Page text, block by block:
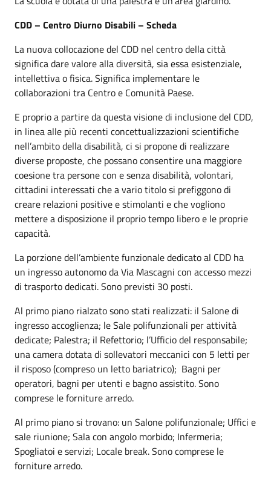
CDD – Centro Diurno Disabili – Scheda
La nuova collocazione del CDD nel centro della città
significa dare valore alla diversità, sia essa esistenziale,
intellettiva o fisica. Significa implementare le
collaborazioni tra Centro e Comunità Paese.
E proprio a partire da questa visione di inclusione del CDD,
in linea alle più recenti concettualizzazioni scientifiche
nell’ambito della disabilità, ci si propone di realizzare
diverse proposte, che possano consentire una maggiore
coesione tra persone con e senza disabilità, volontari,
cittadini interessati che a vario titolo si prefiggono di
creare relazioni positive e stimolanti e che vogliono
mettere a disposizione il proprio tempo libero e le proprie
capacità.
La porzione dell’ambiente funzionale dedicato al CDD ha
un ingresso autonomo da Via Mascagni con accesso mezzi
di trasporto dedicati. Sono previsti 30 posti.
Al primo piano rialzato sono stati realizzati: il Salone di
ingresso accoglienza; le Sale polifunzionali per attività
dedicate; Palestra; il Refettorio; l’Ufficio del responsabile;
una camera dotata di sollevatori meccanici con 5 letti per
il risposo (compreso un letto bariatrico); Bagni per
operatori, bagni per utenti e bagno assistito. Sono
comprese le forniture arredo.
Al primo piano si trovano: un Salone polifunzionale; Uffici e
sale riunione; Sala con angolo morbido; Infermeria;
Spogliatoi e servizi; Locale break. Sono comprese le
forniture arredo.